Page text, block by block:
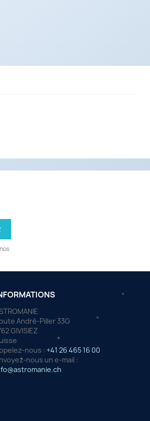
André-Piller 33G
GIVISIEZ
nous : +41 26 465 16 00
nous un e-mail :